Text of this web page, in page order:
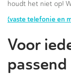
houdt het niet op!
(vaste telefonie en
Voor